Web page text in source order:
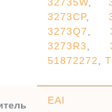
32735W,
3273CP,
3273Q7,
3273R3,
51872272,
EAI